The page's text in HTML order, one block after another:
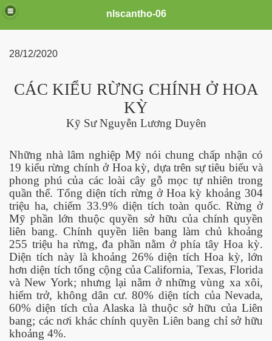
nlscantho-06
28/12/2020
CÁC KIỂU RỪNG CHÍNH Ở HOA
KỲ
Kỹ Sư Nguyễn Lương Duyên
Những nhà lâm nghiệp Mỹ nói chung chấp nhận có
19 kiểu rừng chính ở Hoa kỳ, dựa trên sự tiêu biểu và
phong phú của các loài cây gỗ mọc tự nhiên trong
quần thể. Tổng diện tích rừng ở Hoa kỳ khoảng 304
triệu ha, chiếm 33.9% diện tích toàn quốc. Rừng ở
Mỹ phần lớn thuộc quyền sở hữu của chính quyền
liên bang. Chính quyền liên bang làm chủ khoảng
255 triệu ha rừng, đa phần nằm ở phía tây Hoa kỳ.
Diện tích này là khoảng 26% diện tích Hoa kỳ, lớn
hơn diện tích tổng cộng của California, Texas, Florida
và New York; nhưng lại nằm ở những vùng xa xôi,
hiểm trở, không dân cư. 80% diện tích của Nevada,
60% diện tích của Alaska là thuộc sở hữu của Liên
bang; các nơi khác chính quyền Liên bang chỉ sở hữu
khoảng 4%.
19